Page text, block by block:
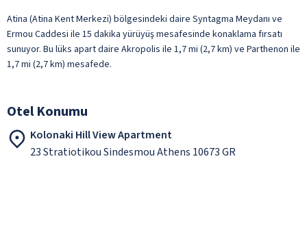
Atina (Atina Kent Merkezi) bölgesindeki daire Syntagma Meydanı ve
Ermou Caddesi ile 15 dakika yürüyüş mesafesinde konaklama fırsatı
sunuyor. Bu lüks apart daire Akropolis ile 1,7 mi (2,7 km) ve Parthenon ile
1,7 mi (2,7 km) mesafede.
Otel Konumu
Kolonaki Hill View Apartment
23 Stratiotikou Sindesmou Athens 10673 GR